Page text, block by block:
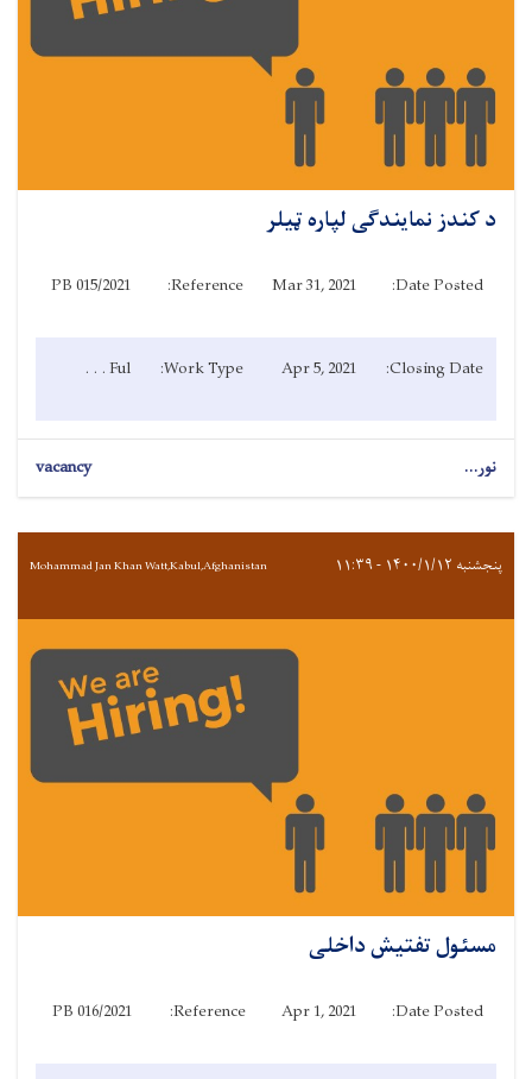
د کندز نمایندگی لپاره ټیلر
Date Posted:
Mar 31, 2021
Reference:
PB 015/2021
Closing Date:
Apr 5, 2021
Work Type:
Ful . . .
نور... vacancy
پنجشنبه ۱۴۰۰/۱/۱۲ - ۱۱:۳۹ Mohammad Jan Khan Watt,Kabul,Afghanistan
مسئول تفتیش داخلی
Date Posted:
Apr 1, 2021
Reference:
PB 016/2021